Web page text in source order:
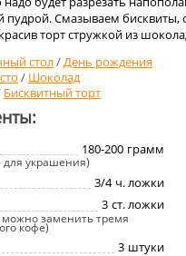
пудрой. Смазываем бисквиты,
торт стружкой из
стол/День рождения
/ Шоколад
Бисквитный торт
180-200 грамм
для украшения)
3/4 ч. ложки
3 ст. ложки
заменить тремя
кофе)
3 штуки